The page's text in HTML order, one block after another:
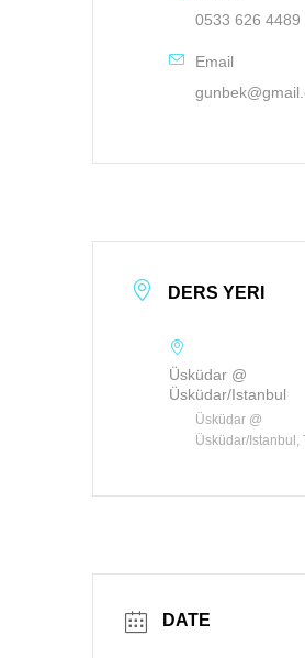
0533 626 4489
Email
DERS YERI
Üsküdar @
Üsküdar/Istanbul
Üsküdar @
Üsküdar/Istanbul,
DATE